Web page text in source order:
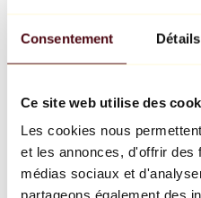
Consentement Détails
Ce site web utilise des
Les cookies nous
et les annonces, d'offrir des
médias sociaux et
partageons également des
Richard Orlinski
Keith Haring
Jeff Koons
Jean-Michel
Tous les
Œuvre de la semaine